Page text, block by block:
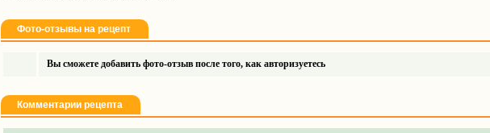
Фото-отзывы на рецепт
Вы сможете добавить фото-отзыв после того, как авторизуетесь
Комментарии рецепта